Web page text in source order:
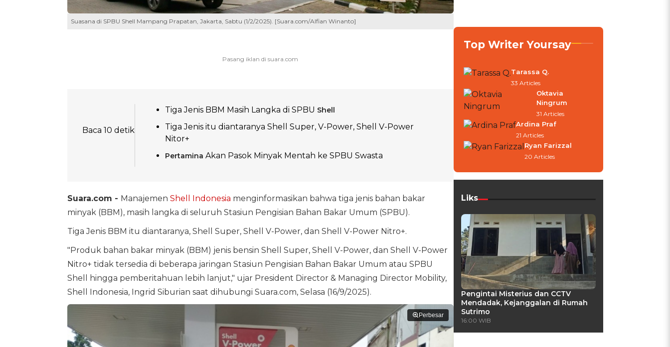
Suasana di SPBU Shell Mampang Prapatan, Jakarta, Sabtu (1/2/2025). [Suara.com/Alfian Winanto]
Baca 10 detik
Tiga Jenis BBM Masih Langka di SPBU Shell
Tiga Jenis itu diantaranya Shell Super, V-Power, Shell V-Power
Nitor+
Pertamina Akan Pasok Minyak Mentah ke SPBU Swasta
Suara.com - Manajemen Shell Indonesia menginformasikan bahwa tiga jenis bahan bakar
minyak (BBM), masih langka di seluruh Stasiun Pengisian Bahan Bakar Umum (SPBU).
Tiga Jenis BBM itu diantaranya, Shell Super, Shell V-Power, dan Shell V-Power Nitro+.
"Produk bahan bakar minyak (BBM) jenis bensin Shell Super, Shell V-Power, dan Shell V-Power
Nitro+ tidak tersedia di beberapa jaringan Stasiun Pengisian Bahan Bakar Umum atau SPBU
Shell hingga pemberitahuan lebih lanjut," ujar President Director & Managing Director Mobility,
Shell Indonesia, Ingrid Siburian saat dihubungi Suara.com, Selasa (16/9/2025).
Perbesar
Top Writer Yoursay
Tarassa Q.
33 Articles
Oktavia
Ningrum
31 Articles
Ardina Praf
21 Articles
Ryan Farizzal
20 Articles
Liks
Pengintai Misterius dan CCTV
Mendadak, Kejanggalan di Rumah
Sutrimo
16:00 WIB